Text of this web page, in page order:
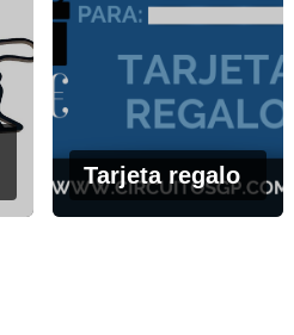
Jerez con
Tarjeta regalo